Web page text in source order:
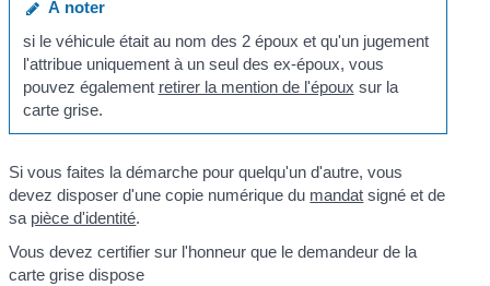
À noter
si le véhicule était au nom des 2 époux et qu'un jugement
l'attribue uniquement à un seul des ex-époux, vous
pouvez également retirer la mention de l'époux sur la
carte grise.
Si vous faites la démarche pour quelqu'un d'autre, vous
devez disposer d'une copie numérique du mandat signé et de
sa pièce d'identité.
Vous devez certifier sur l'honneur que le demandeur de la
carte grise dispose